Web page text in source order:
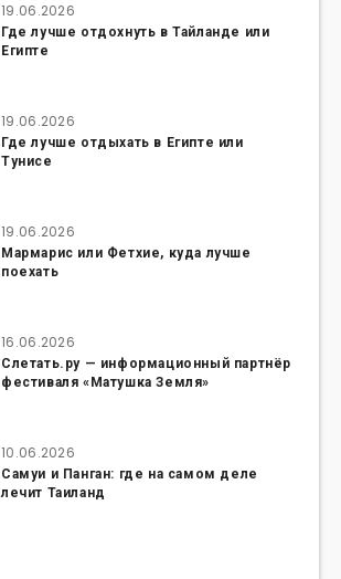
19.06.2026
Где лучше отдохнуть в Тайланде или
Египте
19.06.2026
Где лучше отдыхать в Египте или
Тунисе
19.06.2026
Мармарис или Фетхие, куда лучше
поехать
16.06.2026
Слетать.ру — информационный партнёр
фестиваля «Матушка Земля»
10.06.2026
Самуи и Панган: где на самом деле
лечит Таиланд